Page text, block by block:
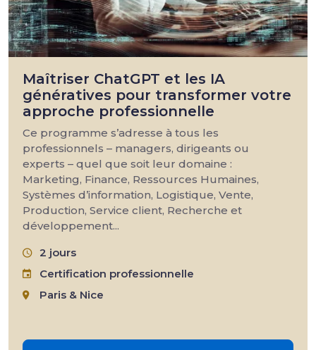
Maîtriser ChatGPT et les IA
génératives pour transformer votre
approche professionnelle
Ce programme s’adresse à tous les
professionnels – managers, dirigeants ou
experts – quel que soit leur domaine :
Marketing, Finance, Ressources Humaines,
Systèmes d’information, Logistique, Vente,
Production, Service client, Recherche et
développement...
2 jours
Certification professionnelle
Paris & Nice